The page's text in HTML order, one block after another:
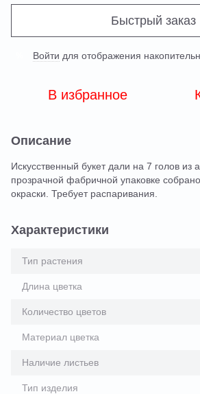
Быстрый заказ
Войти для отображения
В избранное
Описание
Искусственный букет дали на 7 голов из
прозрачной фабричной упаковке
окраски. Требует распаривания.
Характеристики
Тип растения
Длина цветка
Количество цветов
Материал цветка
Наличие листьев
Тип изделия